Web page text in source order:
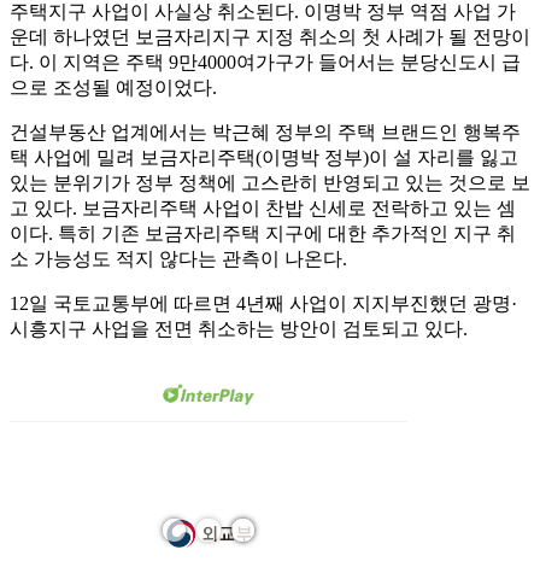
주택지구 사업이 사실상 취소된다. 이명박 정부 역점 사업 가
운데 하나였던 보금자리지구 지정 취소의 첫 사례가 될 전망이
다. 이 지역은 주택 9만4000여가구가 들어서는 분당신도시 급
으로 조성될 예정이었다.
건설부동산 업계에서는 박근혜 정부의 주택 브랜드인 행복주
택 사업에 밀려 보금자리주택(이명박 정부)이 설 자리를 잃고
있는 분위기가 정부 정책에 고스란히 반영되고 있는 것으로 보
고 있다. 보금자리주택 사업이 찬밥 신세로 전락하고 있는 셈
이다. 특히 기존 보금자리주택 지구에 대한 추가적인 지구 취
소 가능성도 적지 않다는 관측이 나온다.
12일 국토교통부에 따르면 4년째 사업이 지지부진했던 광명·
시흥지구 사업을 전면 취소하는 방안이 검토되고 있다.